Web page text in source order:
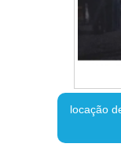
locação